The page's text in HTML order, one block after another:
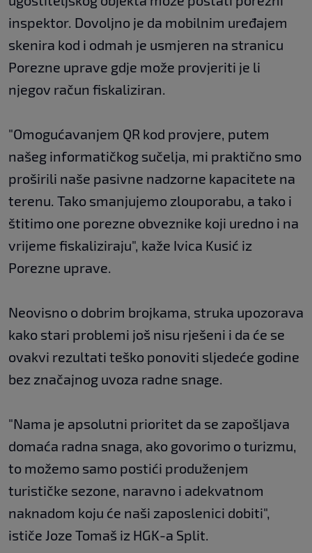
inspektor. Dovoljno je da mobilnim uređajem
skenira kod i odmah je usmjeren na stranicu
Porezne uprave gdje može provjeriti je li
njegov račun fiskaliziran.
"Omogućavanjem QR kod provjere, putem
našeg informatičkog sučelja, mi praktično smo
proširili naše pasivne nadzorne kapacitete na
terenu. Tako smanjujemo zlouporabu, a tako i
štitimo one porezne obveznike koji uredno i na
vrijeme fiskaliziraju", kaže Ivica Kusić iz
Porezne uprave.
Neovisno o dobrim brojkama, struka upozorava
kako stari problemi još nisu rješeni i da će se
ovakvi rezultati teško ponoviti sljedeće godine
bez značajnog uvoza radne snage.
"Nama je apsolutni prioritet da se zapošljava
domaća radna snaga, ako govorimo o turizmu,
to možemo samo postići produženjem
turističke sezone, naravno i adekvatnom
naknadom koju će naši zaposlenici dobiti",
ističe Joze Tomaš iz HGK-a Split.